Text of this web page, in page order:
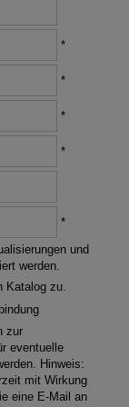
*
*
*
*
*
und
werden.
Katalog zu.
zur
eventuelle
Hinweis:
mit Wirkung
eine E-Mail an